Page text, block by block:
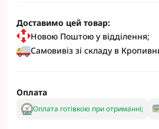
Доставимо цей товар:
Новою Поштою у відділення;
Самовивіз зі складу в
Оплата
Оплата готівкою при отриманні;